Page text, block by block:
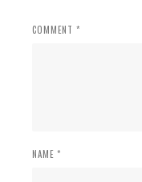
COMMENT *
NAME *